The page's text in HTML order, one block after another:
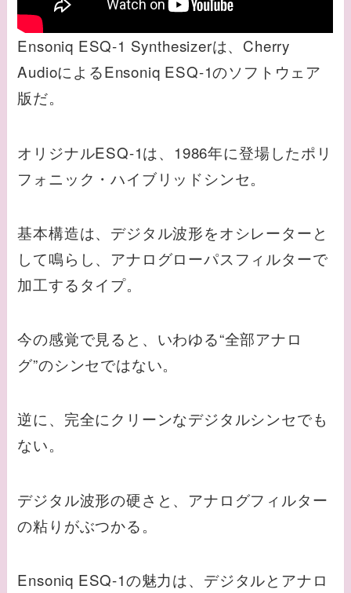
Ensoniq ESQ-1 Synthesizerは、Cherry
AudioによるEnsoniq ESQ-1のソフトウェア
版だ。
オリジナルESQ-1は、1986年に登場したポリ
フォニック・ハイブリッドシンセ。
基本構造は、デジタル波形をオシレーターと
して鳴らし、アナログローパスフィルターで
加工するタイプ。
今の感覚で見ると、いわゆる“全部アナロ
グ”のシンセではない。
逆に、完全にクリーンなデジタルシンセでも
ない。
デジタル波形の硬さと、アナログフィルター
の粘りがぶつかる。
Ensoniq ESQ-1の魅力は、デジタルとアナロ